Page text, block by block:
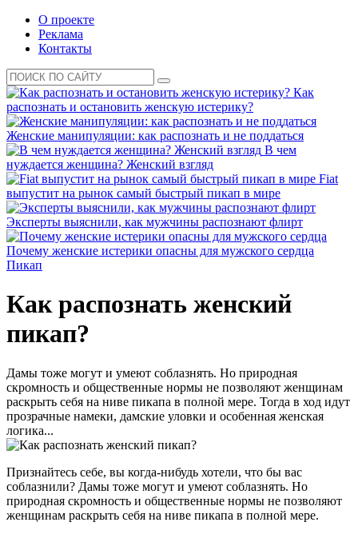
О проекте
Реклама
Контакты
Как
распознать и остановить женскую истерику?
Женские манипуляции: как распознать и не поддаться
В чем
нуждается женщина? Женский взгляд
Fiat
выпустит на рынок самый быстрый пикап в мире
Эксперты выяснили, как мужчины распознают флирт
Почему женские истерики опасны для мужского сердца
Пикап
Как распознать женский
пикап?
Дамы тоже могут и умеют соблазнять. Но природная
скромность и общественные нормы не позволяют женщинам
раскрыть себя на ниве пикапа в полной мере. Тогда в ход идут
прозрачные намеки, дамские уловки и особенная женская
логика...
Признайтесь себе, вы когда-нибудь хотели, что бы вас
соблазнили? Дамы тоже могут и умеют соблазнять. Но
природная скромность и общественные нормы не позволяют
женщинам раскрыть себя на ниве пикапа в полной мере.